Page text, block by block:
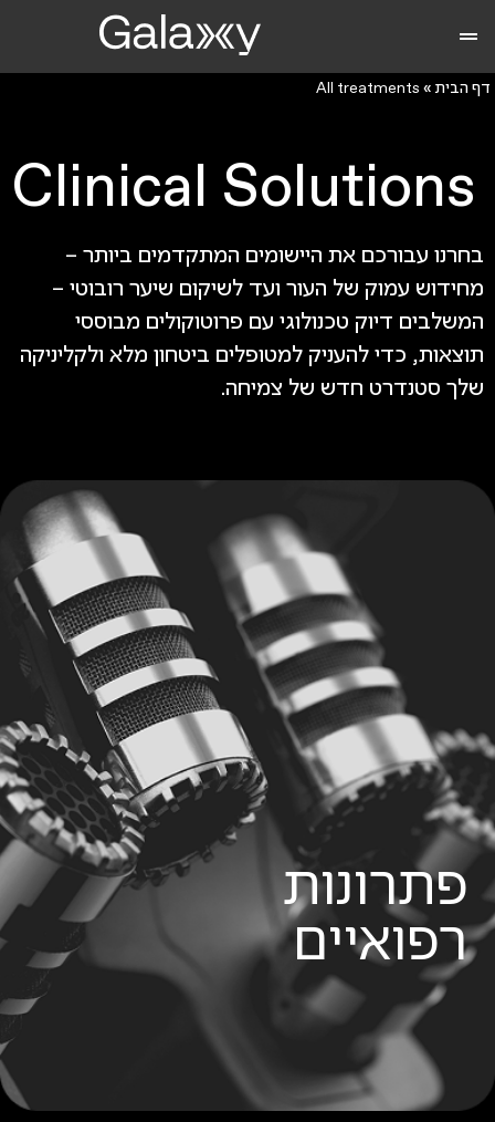
דף הבית »
All treatments
Clinical Solutions
בחרנו עבורכם את היישומים המתקדמים ביותר –
מחידוש עמוק של העור ועד לשיקום שיער רובוטי –
המשלבים דיוק טכנולוגי עם פרוטוקולים מבוססי
תוצאות, כדי להעניק למטופלים ביטחון מלא ולקליניקה
שלך סטנדרט חדש של צמיחה.
קרא עוד
פתרונות
רפואיים